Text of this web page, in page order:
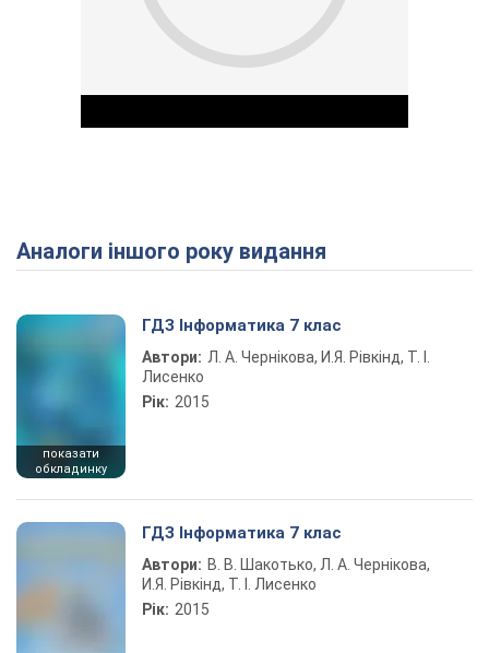
Play Video
Аналоги іншого року видання
показати
обкладинку
ГДЗ Інформатика 7 клас
Автори: Л. А. Чернікова, И.Я. Рівкінд, Т. І.
Лисенко
Рік: 2015
ГДЗ Інформатика 7 клас
Автори: В. В. Шакотько, Л. А. Чернікова,
И.Я. Рівкінд, Т. І. Лисенко
Рік: 2015